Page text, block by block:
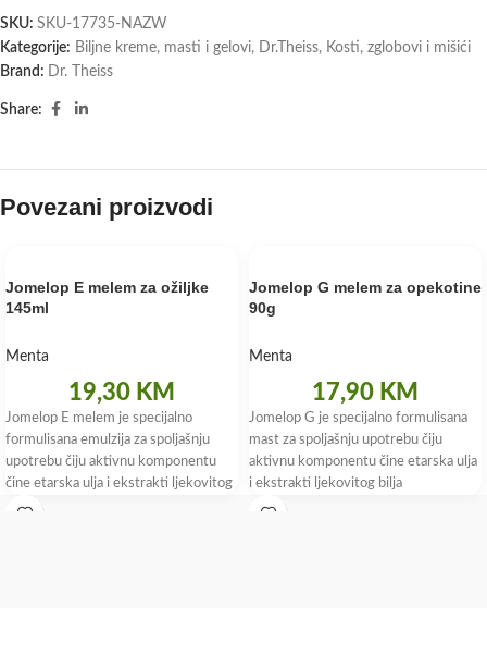
SKU: SKU-17735-NAZW
Kategorije: Biljne kreme, masti i gelovi, Dr.Theiss, Kosti, zglobovi i mišići
Brand: Dr. Theiss
Share:
Povezani proizvodi
Jomelop E melem za ožiljke
145ml
Menta
19,30 KM
Jomelop E melem je specijalno
formulisana emulzija za spoljašnju
upotrebu čiju aktivnu komponentu
čine etarska ulja i ekstrakti ljekovitog
bilja
Jomelop G melem za opekotine
90g
Menta
17,90 KM
Jomelop G je specijalno formulisana
mast za spoljašnju upotrebu čiju
aktivnu komponentu čine etarska ulja
i ekstrakti ljekovitog bilja
standardizovanog